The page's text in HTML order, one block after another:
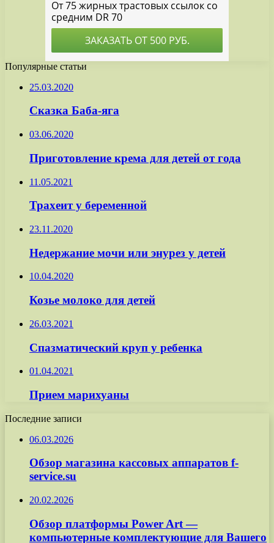
Популярные статьи
25.03.2020
Сказка Баба-яга
03.06.2020
Приготовление крема для детей от года
11.05.2021
Трахеит у беременной
23.11.2020
Недержание мочи или энурез у детей
10.04.2020
Козье молоко для детей
26.03.2021
Спазматический круп у ребенка
01.04.2021
Прием марихуаны
Последние записи
06.03.2026
Обзор магазина кассовых аппаратов f-
service.su
20.02.2026
Обзор платформы Power Art —
компьютерные комплектующие для Вашего